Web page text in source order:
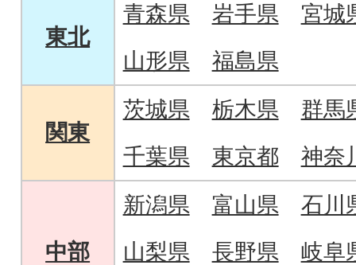
東北
青森県 岩手県
宮城
山形県
福島県
関東
茨城県 栃木県
群馬
千葉県
東京都 神奈
中部
新潟県 富山県
石川
山梨県
長野県
岐阜